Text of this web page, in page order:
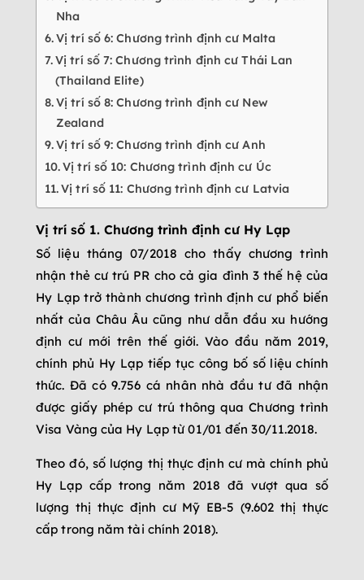
Nha
Vị trí số 6: Chương trình định cư Malta
Vị trí số 7: Chương trình định cư Thái Lan
(Thailand Elite)
Vị trí số 8: Chương trình định cư New
Zealand
Vị trí số 9: Chương trình định cư Anh
Vị trí số 10: Chương trình định cư Úc
Vị trí số 11: Chương trình định cư Latvia
Vị trí số 1. Chương trình định cư Hy Lạp
Số liệu tháng 07/2018 cho thấy chương trình
nhận thẻ cư trú PR cho cả gia đình 3 thế hệ của
Hy Lạp trở thành chương trình định cư phổ biến
nhất của Châu Âu cũng như dẫn đầu xu hướng
định cư mới trên thế giới. Vào đầu năm 2019,
chính phủ Hy Lạp tiếp tục công bố số liệu chính
thức. Đã có 9.756 cá nhân nhà đầu tư đã nhận
được giấy phép cư trú thông qua Chương trình
Visa Vàng của Hy Lạp từ 01/01 đến 30/11.2018.
Theo đó, số lượng thị thực định cư mà chính phủ
Hy Lạp cấp trong năm 2018 đã vượt qua số
lượng thị thực định cư Mỹ EB-5 (9.602 thị thực
cấp trong năm tài chính 2018).